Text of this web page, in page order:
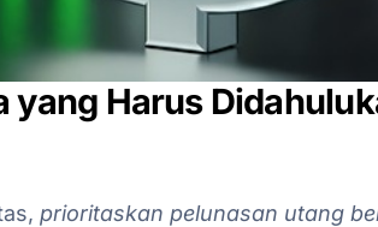
yang Harus
prioritaskan pelunasan utang